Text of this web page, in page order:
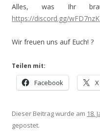
Alles, was Ihr
https://discord.gg/
Wir freuen uns auf Euch! ?
Teilen mit:
Facebook X
Dieser Beitrag wurde am 18.
gepostet.